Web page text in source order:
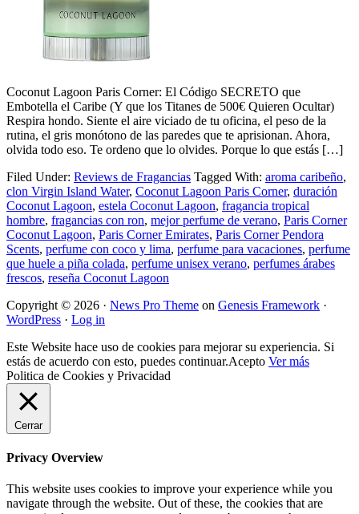
Coconut Lagoon Paris Corner: El Código SECRETO que
Embotella el Caribe (Y que los Titanes de 500€ Quieren Ocultar)
Respira hondo. Siente el aire viciado de tu oficina, el peso de la
rutina, el gris monótono de las paredes que te aprisionan. Ahora,
olvida todo eso. Te ordeno que lo olvides. Porque lo que estás […]
Filed Under: Reviews de Fragancias Tagged With: aroma caribeño,
clon Virgin Island Water, Coconut Lagoon Paris Corner, duración
Coconut Lagoon, estela Coconut Lagoon, fragancia tropical
hombre, fragancias con ron, mejor perfume de verano, Paris Corner
Coconut Lagoon, Paris Corner Emirates, Paris Corner Pendora
Scents, perfume con coco y lima, perfume para vacaciones, perfume
que huele a piña colada, perfume unisex verano, perfumes árabes
frescos, reseña Coconut Lagoon
Copyright © 2026 · News Pro Theme on Genesis Framework ·
WordPress · Log in
Este Website hace uso de cookies para mejorar su experiencia. Si
estás de acuerdo con esto, puedes continuar.Acepto Ver más
Politica de Cookies y Privacidad
Cerrar
Privacy Overview
This website uses cookies to improve your experience while you
navigate through the website. Out of these, the cookies that are